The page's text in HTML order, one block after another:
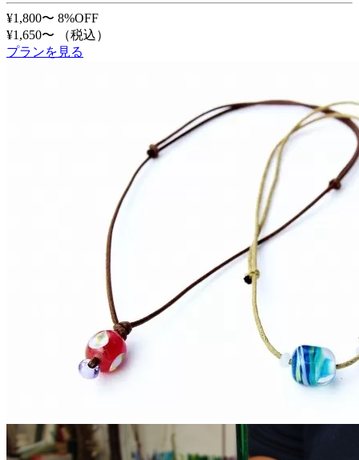
¥1,800〜 8%OFF
¥1,650〜
（税込）
プランを見る